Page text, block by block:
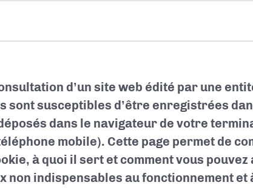
d’un site web édité par une
sont susceptibles d’être enregistrées
déposés dans le navigateur de votre
mobile). Cette page permet de
à quoi il sert et comment vous
non indispensables au fonctionnement et